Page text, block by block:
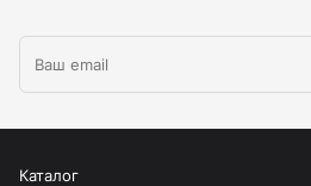
Каталог